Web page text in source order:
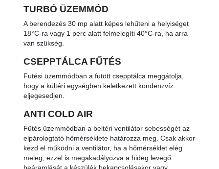
TURBÓ ÜZEMMÓD
A berendezés 30 mp alatt képes lehűteni a helyiséget
18°C-ra vagy 1 perc alatt felmelegíti 40°C-ra, ha arra
van szükség.
CSEPPTÁLCA FŰTÉS
Futési üzemmódban a futött csepptálca meggátolja,
hogy a kültéri egységben keletkezett kondenzvíz
eljegesedjen.
ANTI COLD AIR
Fűtés üzemmódban a beltéri ventilátor sebességét az
elpárologtató hőmérséklete határozza meg. Csak akkor
kezd el működni a ventilátor, ha a hőmérséklet elég
meleg, ezzel is megakadályozva a hideg levegő